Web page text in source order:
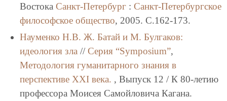
Востока Санкт-Петербург: Санкт-Петербургское
философское общество, 2005. C.162-173.
Науменко Н.В. Ж. Батай и М. Булгаков:
идеология зла // Серия “Symposium”,
Методология гуманитарного знания в
перспективе XXI века. , Выпуск 12 / К 80-летию
профессора Моисея Самойловича Кагана.